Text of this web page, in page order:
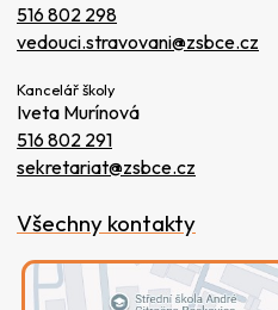
516 802 298
vedouci.stravovani@zsbce.cz
Kancelář školy
Iveta Murínová
516 802 291
sekretariat@zsbce.cz
Všechny kontakty